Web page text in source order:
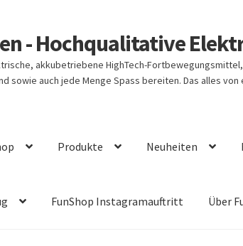
- Hochqualitative
akkubetriebene HighTech-
sowie auch jede Menge Spass bereiten. Das alles
Produkte Neuheiten
FunShop Instagramauftritt Über